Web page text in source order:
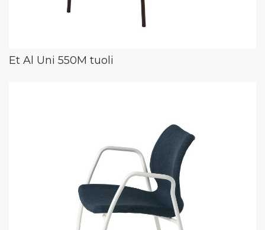
Et Al Uni 550M tuoli